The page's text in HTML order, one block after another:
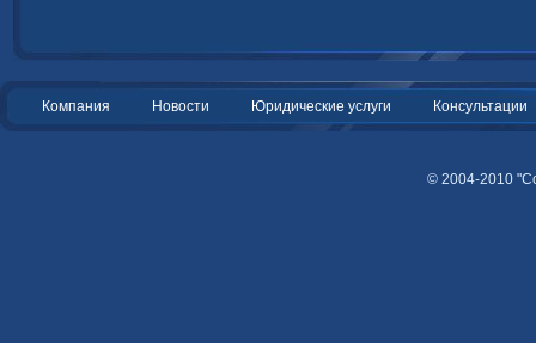
Компания Новости Юридические услуги Консультации
© 2004-2010